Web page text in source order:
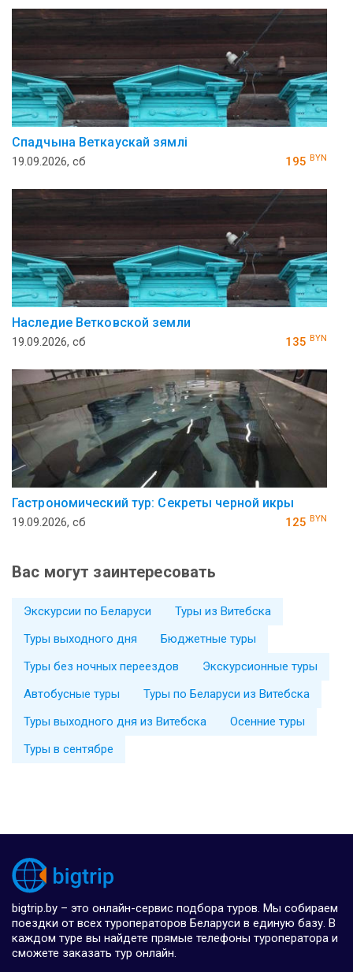
Спадчына Веткаускай зямлi
19.09.2026, сб 195 BYN
Наследие Ветковской земли
19.09.2026, сб 135 BYN
Гастрономический тур: Секреты черной икры
19.09.2026, сб 125 BYN
Вас могут заинтересовать
Экскурсии по Беларуси
Туры из Витебска
Туры выходного дня
Бюджетные туры
Туры без ночных переездов
Экскурсионные туры
Автобусные туры
Туры по Беларуси из Витебска
Туры выходного дня из Витебска
Осенние туры
Туры в сентябре
bigtrip.by – это онлайн-сервис подбора туров. Мы собираем
поездки от всех туроператоров Беларуси в единую базу. В
каждом туре вы найдете прямые телефоны туроператора и
сможете заказать тур онлайн.